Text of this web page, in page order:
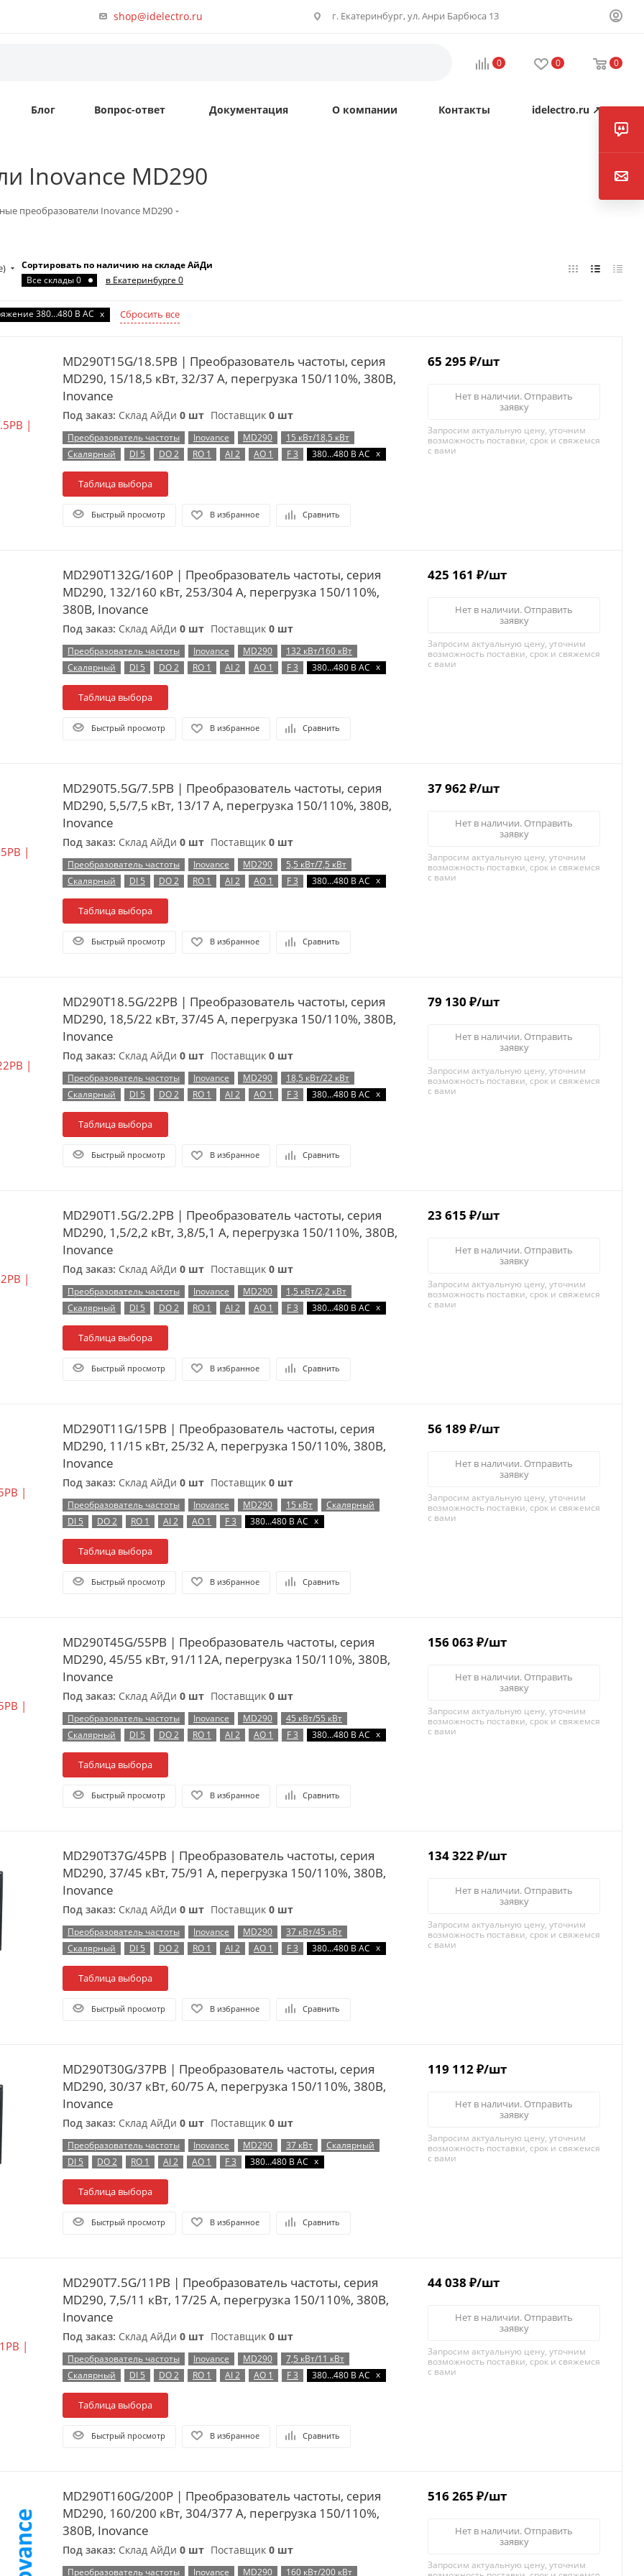
shop@idelectro.ru г. Екатеринбург, ул. Анри Барбюса 13
0 0 0
Блог Вопрос-ответ Документация О компании Контакты idelectro.ru ↗
Inovance MD290
преобразователи Inovance MD290
Сортировать по наличию на складе АйДи
Все склады 0
в Екатеринбурге 0
380…480 В AC x Сбросить все
MD290T15G/18.5PB | Преобразователь частоты, серия
MD290, 15/18,5 кВт, 32/37 А, перегрузка 150/110%, 380B,
Inovance
Под заказ: Склад АйДи 0 шт Поставщик 0 шт
Преобразователь частоты Inovance MD290
15 кВт/18,5 кВт
Скалярный
DI 5 DO 2 RO 1 AI 2 AO 1 F 3 380…480 В AC x
Таблица выбора
Быстрый просмотр В избранное Сравнить
65 295 ₽/шт
Нет в наличии. Отправить
заявку
Запросим актуальную цену, уточним
возможность поставки, срок и свяжемся
с вами
MD290T132G/160P | Преобразователь частоты, серия
MD290, 132/160 кВт, 253/304 А, перегрузка 150/110%,
380B, Inovance
Под заказ: Склад АйДи 0 шт Поставщик 0 шт
Преобразователь частоты Inovance MD290
132 кВт/160 кВт
Скалярный
DI 5 DO 2 RO 1 AI 2 AO 1 F 3 380…480 В AC x
Таблица выбора
Быстрый просмотр В избранное Сравнить
425 161 ₽/шт
Нет в наличии. Отправить
заявку
Запросим актуальную цену, уточним
возможность поставки, срок и свяжемся
с вами
MD290T5.5G/7.5PB | Преобразователь частоты, серия
MD290, 5,5/7,5 кВт, 13/17 А, перегрузка 150/110%, 380B,
Inovance
Под заказ: Склад АйДи 0 шт Поставщик 0 шт
Преобразователь частоты Inovance MD290
5,5 кВт/7,5 кВт
Скалярный
DI 5 DO 2 RO 1 AI 2 AO 1 F 3 380…480 В AC x
Таблица выбора
Быстрый просмотр В избранное Сравнить
37 962₽/шт
Нет в наличии. Отправить
заявку
Запросим актуальную цену, уточним
возможность поставки, срок и свяжемся
с вами
MD290T18.5G/22PB | Преобразователь частоты, серия
MD290, 18,5/22 кВт, 37/45 А, перегрузка 150/110%, 380B,
Inovance
Под заказ: Склад АйДи 0 шт Поставщик 0 шт
Преобразователь частоты Inovance MD290
18,5 кВт/22 кВт
Скалярный
DI 5 DO 2 RO 1 AI 2 AO 1 F 3 380…480 В AC x
Таблица выбора
Быстрый просмотр В избранное Сравнить
79 130 ₽/шт
Нет в наличии. Отправить
заявку
Запросим актуальную цену, уточним
возможность поставки, срок и свяжемся
с вами
MD290T1.5G/2.2PB | Преобразователь частоты, серия
MD290, 1,5/2,2 кВт, 3,8/5,1 А, перегрузка 150/110%, 380B,
Inovance
Под заказ: Склад АйДи 0 шт Поставщик 0 шт
Преобразователь частоты Inovance MD290
1,5 кВт/2,2 кВт
Скалярный
DI 5 DO 2 RO 1 AI 2 AO 1 F 3 380…480 В AC x
Таблица выбора
Быстрый просмотр В избранное Сравнить
23 615 ₽/шт
Нет в наличии. Отправить
заявку
Запросим актуальную цену, уточним
возможность поставки, срок и свяжемся
с вами
MD290T11G/15PB | Преобразователь частоты, серия
MD290, 11/15 кВт, 25/32 А, перегрузка 150/110%, 380B,
Inovance
Под заказ: Склад АйДи 0 шт Поставщик 0 шт
Преобразователь частоты Inovance MD290 15 кВт
Скалярный
DI 5
DO 2 RO 1 AI 2 AO 1 F 3 380…480 В AC x
Таблица выбора
Быстрый просмотр В избранное Сравнить
56 189 ₽/шт
Нет в наличии. Отправить
заявку
Запросим актуальную цену, уточним
возможность поставки, срок и свяжемся
с вами
MD290T45G/55PB | Преобразователь частоты, серия
MD290, 45/55 кВт, 91/112А, перегрузка 150/110%, 380В,
Inovance
Под заказ: Склад АйДи 0 шт Поставщик 0 шт
Преобразователь частоты Inovance MD290
45 кВт/55 кВт
Скалярный
DI 5 DO 2 RO 1 AI 2 AO 1 F 3 380…480 В AC x
Таблица выбора
Быстрый просмотр В избранное Сравнить
156 063 ₽/шт
Нет в наличии. Отправить
заявку
Запросим актуальную цену, уточним
возможность поставки, срок и свяжемся
с вами
MD290T37G/45PB | Преобразователь частоты, серия
MD290, 37/45 кВт, 75/91 А, перегрузка 150/110%, 380B,
Inovance
Под заказ: Склад АйДи 0 шт Поставщик 0 шт
Преобразователь частоты Inovance MD290
37 кВт/45 кВт
Скалярный
DI 5 DO 2 RO 1 AI 2 AO 1 F 3 380…480 В AC x
Таблица выбора
Быстрый просмотр В избранное Сравнить
134 322₽/шт
Нет в наличии. Отправить
заявку
Запросим актуальную цену, уточним
возможность поставки, срок и свяжемся
с вами
MD290T30G/37PB | Преобразователь частоты, серия
MD290, 30/37 кВт, 60/75 А, перегрузка 150/110%, 380В,
Inovance
Под заказ: Склад АйДи 0 шт Поставщик 0 шт
Преобразователь частоты Inovance MD290 37 кВт
Скалярный
DI 5
DO 2 RO 1 AI 2 AO 1 F 3 380…480 В AC x
Таблица выбора
Быстрый просмотр В избранное Сравнить
119 112₽/шт
Нет в наличии. Отправить
заявку
Запросим актуальную цену, уточним
возможность поставки, срок и свяжемся
с вами
MD290T7.5G/11PB | Преобразователь частоты, серия
MD290, 7,5/11 кВт, 17/25 А, перегрузка 150/110%, 380B,
Inovance
Под заказ: Склад АйДи 0 шт Поставщик 0 шт
Преобразователь частоты Inovance MD290
7,5 кВт/11 кВт
Скалярный
DI 5 DO 2 RO 1 AI 2 AO 1 F 3 380…480 В AC x
Таблица выбора
Быстрый просмотр В избранное Сравнить
44 038 ₽/шт
Нет в наличии. Отправить
заявку
Запросим актуальную цену, уточним
возможность поставки, срок и свяжемся
с вами
MD290T160G/200P | Преобразователь частоты, серия
MD290, 160/200 кВт, 304/377 А, перегрузка 150/110%,
380B, Inovance
Под заказ: Склад АйДи 0 шт Поставщик 0 шт
Преобразователь частоты Inovance MD290 160 кВт/200 кВт
516 265 ₽/шт
Нет в наличии. Отправить
заявку
Запросим актуальную цену, уточним